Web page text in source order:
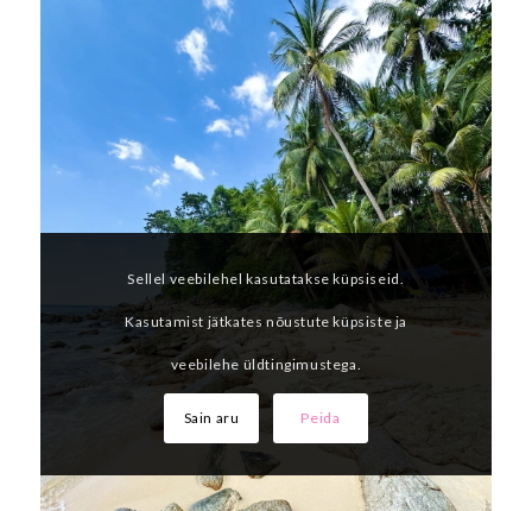
Sellel veebilehel kasutatakse küpsiseid.
Kasutamist jätkates nõustute küpsiste ja
veebilehe üldtingimustega.
Sain aru Peida